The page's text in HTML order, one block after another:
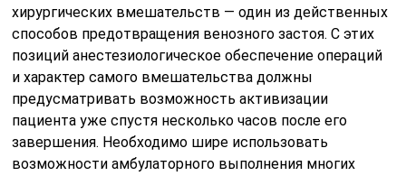
хирургических вмешательств — один из действенных
способов предотвращения венозного застоя. С этих
позиций анестезиологическое обеспечение операций
и характер самого вмешательства должны
предусматривать возможность активизации
пациента уже спустя несколько часов после его
завершения. Необходимо шире использовать
возможности амбулаторного выполнения многих